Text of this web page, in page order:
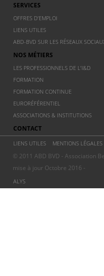
SERVICES
OFFRES D’EMPLOI
LIENS UTILES
ABD-BVD SUR LES RÉSEAUX
NOS MÉTIERS
LES PROFESSIONNELS DE L’I&D
FORMATION
FORMATION CONTINUE
EURORÉFÉRENTIEL
ASSOCIATIONS & INSTITUTIONS
CONTACT
LIENS UTILES MENTIONS LÉGALES
© 2011 ABD BVD - Association
mise à jour Octobre 2016 -
ALYS